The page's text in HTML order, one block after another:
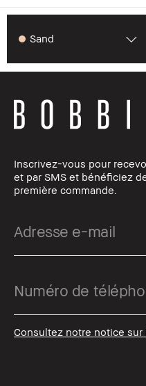
Sand
Inscrivez-vous pour
et par SMS et bénéficiez
première commande.
Consultez notre notice